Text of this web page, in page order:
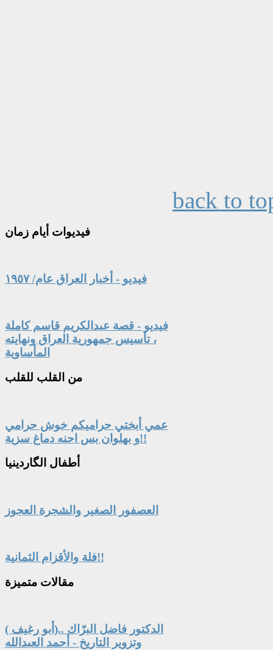
back to
فيديوات أيام زمان
فيديو - أخبار العراق عام/ ١٩٥٧
فيديو - قصة عبدالكريم قاسم كاملة
، تأسيس جمهورية العراق ونهايته
المأساوية
من القلب للقلب
عمي أبختي حراميكم خوش حرامي
و بهلوان بس احنه دماغ سزية!!
أطفال الگاردينيا
العصفور الصغير والشجرة العجوز
فلة والأقزام الثمانية!!
مقالات متميزة
الدكتور فاضل البرّاك ..(أبو رغيف )
وتزوير التاريخ - أحمد العبدالله